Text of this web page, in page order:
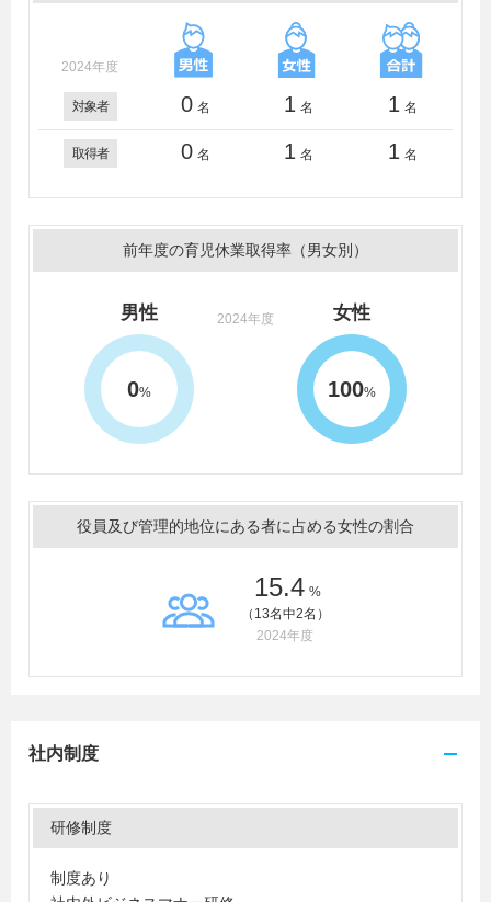
2024年度
対象者 0 名 1 名 1 名
取得者 0 名 1 名 1 名
前年度の育児休業取得率（男女別）
2024年度
男性
0%
女性
100%
役員及び管理的地位にある者に占める女性の割合
15.4 %
（13名中2名）
2024年度
社内制度
研修制度
制度あり